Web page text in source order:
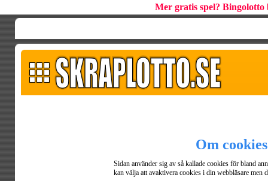
Mer gratis spel?
Om cookies
Sidan använder sig av så kallade cookies för bland
kan välja att avaktivera cookies i din webbläsare men